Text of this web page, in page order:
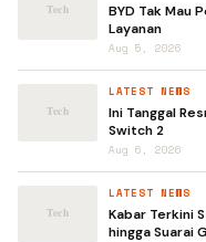
BYD Tak Mau
Layanan
Aug 5, 2026
LATEST NEWS
Ini Tanggal
Switch 2
Aug 6, 2026
LATEST NEWS
Kabar Terkini
hingga Suarai